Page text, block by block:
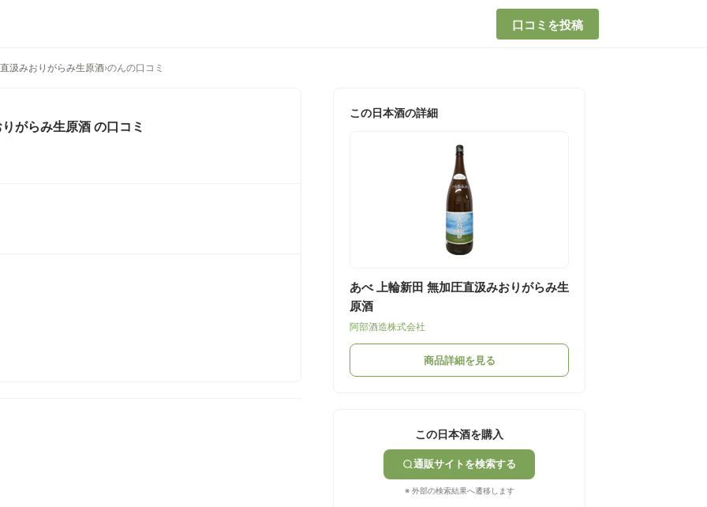
口コミを投稿
汲みおりがらみ生原酒›のんの口コミ
がらみ生原酒 の口コミ
この日本酒の詳細
あべ 上輪新田 無加圧直汲みおりがらみ生
原酒
阿部酒造株式会社
商品詳細を見る
この日本酒を購入
通販サイトを検索する
※ 外部の検索結果へ遷移します